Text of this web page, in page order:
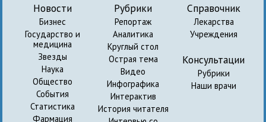
Новости
Бизнес
Государство и
медицина
Звезды
Наука
Общество
События
Статистика
Фармация
Рубрики
Репортаж
Аналитика
Круглый стол
Острая тема
Видео
Инфографика
Интерактив
История читателя
Справочник
Лекарства
Учреждения
Консультации
Рубрики
Наши врачи